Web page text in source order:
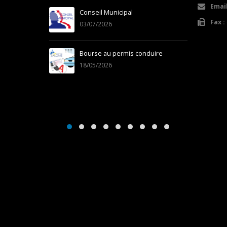
Conseil Municipal
03/07/2026
Bourse au permis conduire
18/05/2026
Fax :